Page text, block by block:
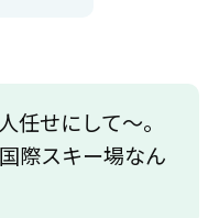
任せにして～。
際スキー場なん